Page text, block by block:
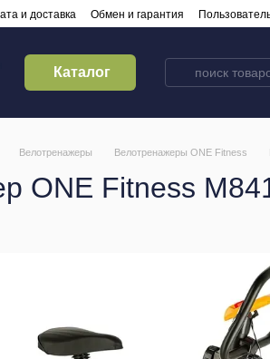
и доставка Обмен и гарантия
Каталог
Велотренажеры Велотренажеры ONE Fitness
ONE Fitness